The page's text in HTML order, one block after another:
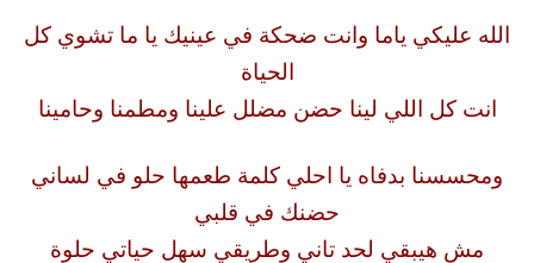
الله عليكي ياما وانت ضحكة في عينيك يا ما تشوي كل
الحياة
انت كل اللي لينا حضن مضلل علينا ومطمنا وحامينا
ومحسسنا بدفاه يا احلي كلمة طعمها حلو في لساني
حضنك في قلبي
مش هيبقي لحد تاني وطريقي سهل حياتي حلوة